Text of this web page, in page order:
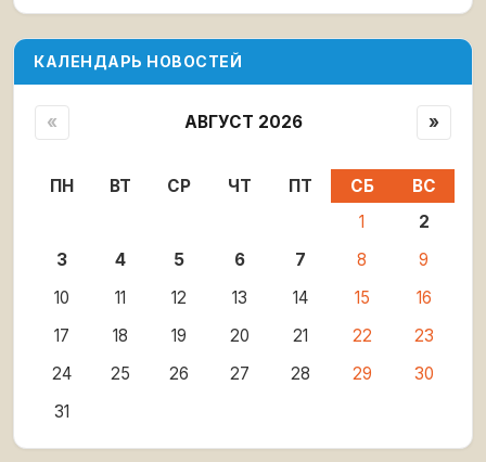
КАЛЕНДАРЬ НОВОСТЕЙ
« АВГУСТ 2026 »
ПН ВТ СР ЧТ ПТ СБ
ВС
1
2
3
4 5 6 7 8
9
10
11 12 13 14 15
16
17
18 19 20 21 22
23
24
25 26 27 28 29
30
31